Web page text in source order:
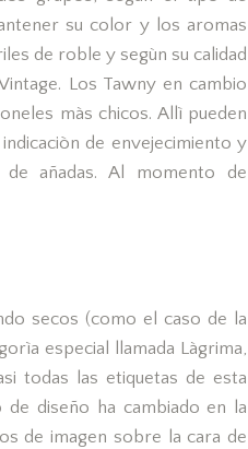
su color y los aromas
de roble y segùn su calidad
Los Tawny en cambio
màs chicos. Allì pueden
de envejecimiento y
añadas. Al momento de
secos (como el caso de la
especial llamada Làgrima,
todas las etiquetas de esta
diseño ha cambiado en la
de imagen sobre la cara de